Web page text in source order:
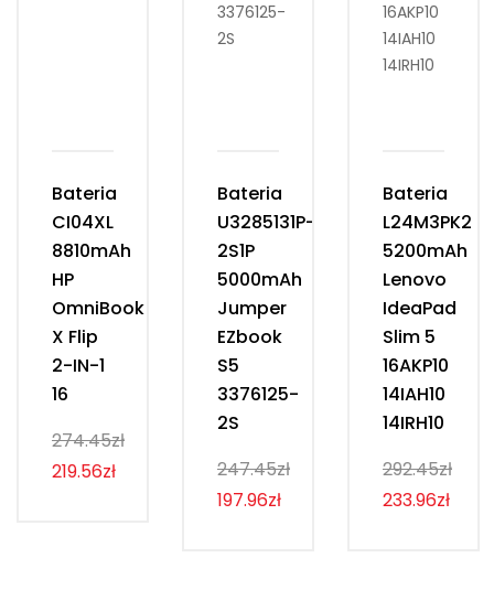
Bateria
CI04XL
8810mAh
HP
OmniBook
X Flip
2-IN-1
16
274.45zł
219.56zł
Bateria
U3285131P-
2S1P
5000mAh
Jumper
EZbook
S5
3376125-
2S
247.45zł
197.96zł
Bateria
L24M3PK2
5200mAh
Lenovo
IdeaPad
Slim 5
16AKP10
14IAH10
14IRH10
292.45zł
233.96zł